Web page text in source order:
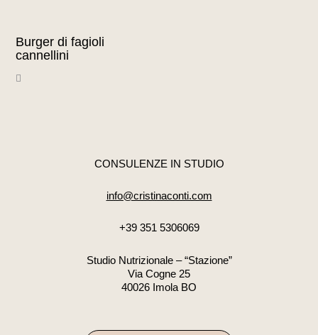
Burger di fagioli
cannellini
CONSULENZE IN STUDIO
info@cristinaconti.com
+39 351 5306069
Studio Nutrizionale – “Stazione”
Via Cogne 25
40026 Imola BO